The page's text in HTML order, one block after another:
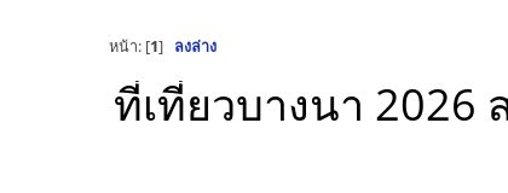
หน้า: [1] ลงล่าง
ที่เที่ยวบางนา 2026